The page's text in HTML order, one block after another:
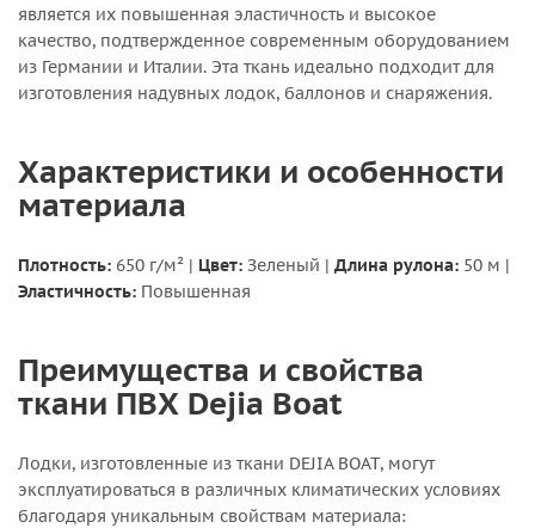
является их повышенная эластичность и высокое
качество, подтвержденное современным оборудованием
из Германии и Италии. Эта ткань идеально подходит для
изготовления надувных лодок, баллонов и снаряжения.
Характеристики и особенности
материала
Плотность: 650 г/м² | Цвет: Зеленый | Длина рулона: 50 м |
Эластичность: Повышенная
Преимущества и свойства
ткани ПВХ Dejia Boat
Лодки, изготовленные из ткани DEJIA BOAT, могут
эксплуатироваться в различных климатических условиях
благодаря уникальным свойствам материала: